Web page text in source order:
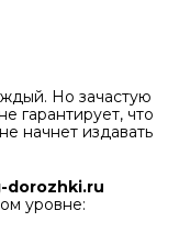
Но зачастую
гарантирует, что
начнет издавать
dorozhki.ru
уровне: